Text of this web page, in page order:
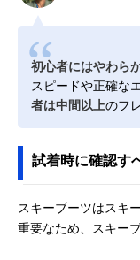
初心者にはやわら
スピードや正確な
者は中間以上のフ
試着時に確認す
スキーブーツはスキ
重要なため、スキー